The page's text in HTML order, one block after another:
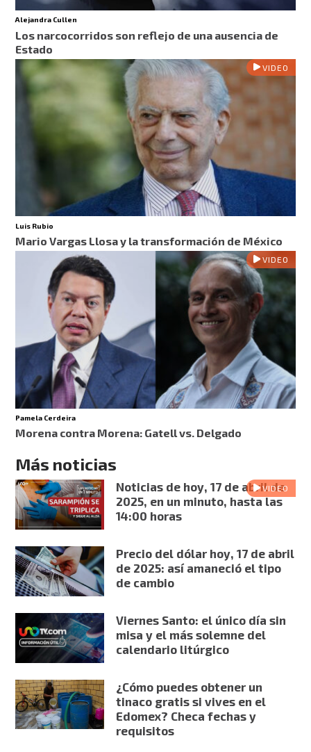
Alejandra Cullen
Los narcocorridos son reflejo de una ausencia de
Estado
VIDEO
Luis Rubio
Mario Vargas Llosa y la transformación de México
VIDEO
Pamela Cerdeira
Morena contra Morena: Gatell vs. Delgado
Más noticias
VIDEO
Noticias de hoy, 17 de abril de
2025, en un minuto, hasta las
14:00 horas
Precio del dólar hoy, 17 de abril
de 2025: así amaneció el tipo
de cambio
Viernes Santo: el único día sin
misa y el más solemne del
calendario litúrgico
¿Cómo puedes obtener un
tinaco gratis si vives en el
Edomex? Checa fechas y
requisitos